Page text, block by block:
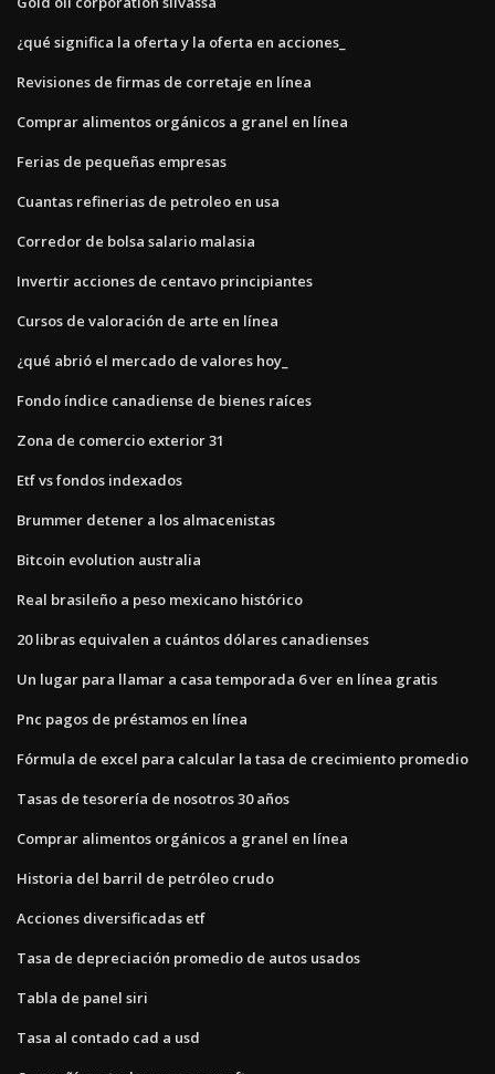
¿qué significa la oferta y la oferta en acciones_
Revisiones de firmas de corretaje en línea
Comprar alimentos orgánicos a granel en línea
Ferias de pequeñas empresas
Cuantas refinerias de petroleo en usa
Corredor de bolsa salario malasia
Invertir acciones de centavo principiantes
Cursos de valoración de arte en línea
¿qué abrió el mercado de valores hoy_
Fondo índice canadiense de bienes raíces
Zona de comercio exterior 31
Etf vs fondos indexados
Brummer detener a los almacenistas
Bitcoin evolution australia
Real brasileño a peso mexicano histórico
20 libras equivalen a cuántos dólares canadienses
Un lugar para llamar a casa temporada 6 ver en línea gratis
Pnc pagos de préstamos en línea
Fórmula de excel para calcular la tasa de crecimiento promedio
Tasas de tesorería de nosotros 30 años
Comprar alimentos orgánicos a granel en línea
Historia del barril de petróleo crudo
Acciones diversificadas etf
Tasa de depreciación promedio de autos usados
Tabla de panel siri
Tasa al contado cad a usd